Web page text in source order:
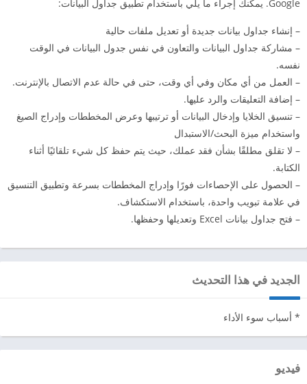
Google. يمكنك إجراء ما يلي باستخدام تطبيق جداول البيانات:
– إنشاء جداول بيانات جديدة أو تعديل ملفات حالية
– مشاركة جداول البيانات والتعاون في نفس جدول البيانات في الوقت
نفسه.
– العمل من أي مكان وفي أي وقت، حتى في حالة عدم الاتصال بالإنترنت.
– إضافة التعليقات والرد عليها.
– تنسيق الخلايا وإدخال البيانات أو ترتيبها وعرض المخططات وإدراج الصيغ
واستخدام ميزة البحث/الاستبدال
– لا تقلق مطلقًا بشأن فقد عملك، حيث يتم حفظ كل شيء تلقائيًا أثناء
الكتابة.
– الحصول على الإحصاءات فورًا وإدراج المخططات بسرعة وتطبيق التنسيق
في علامة تبويب واحدة، باستخدام الاستكشاف.
– فتح جداول بيانات Excel وتعديلها وحفظها.
الجديد في هذا التحديث
* أسباب سوء الأداء
فيديو